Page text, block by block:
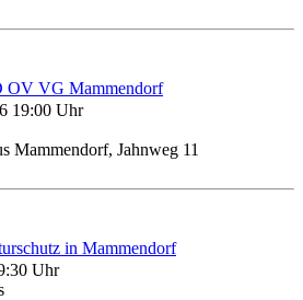
OV VG Mammendorf
19:00 Uhr
Mammendorf, Jahnweg 11
in Mammendorf
Uhr